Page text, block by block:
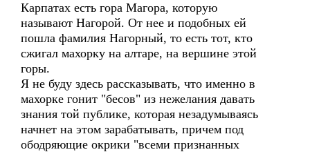
Карпатах есть гора Магора, которую
называют Нагорой. От нее и подобных ей
пошла фамилия Нагорный, то есть тот, кто
сжигал махорку на алтаре, на вершине этой
горы.
Я не буду здесь рассказывать, что именно в
махорке гонит "бесов" из нежелания давать
знания той публике, которая незадумываясь
начнет на этом зарабатывать, причем под
ободряющие окрики "всеми признанных